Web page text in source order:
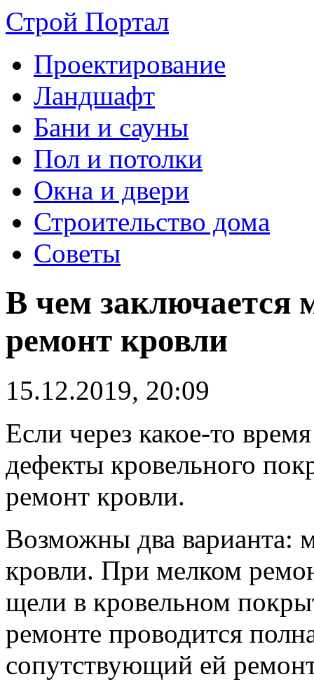
Строй Портал
Проектирование
Ландшафт
Бани и сауны
Пол и потолки
Окна и двери
Строительство дома
Советы
В чем заключается
ремонт кровли
15.12.2019, 20:09
Если через какое-то
дефекты кровельного
ремонт кровли.
Возможны два варианта:
кровли. При мелком
щели в кровельном
ремонте проводится
сопутствующий ей